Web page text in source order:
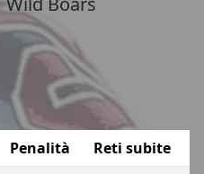
Penalità
Reti subite